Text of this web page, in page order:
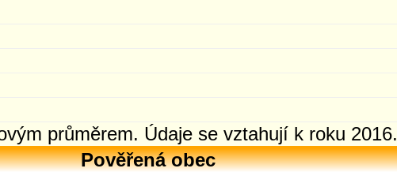
průměrem. Údaje se vztahují k roku 2016.
Pověřená obec